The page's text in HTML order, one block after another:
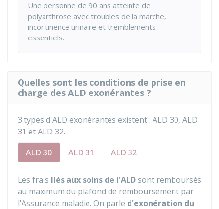
Une personne de 90 ans atteinte de
polyarthrose avec troubles de la marche,
incontinence urinaire et tremblements
essentiels.
Quelles sont les conditions de prise en
charge des ALD exonérantes ?
3 types d'ALD exonérantes existent : ALD 30, ALD
31 et ALD 32.
ALD 30
ALD 31 ALD 32
Les frais liés aux soins de l'ALDsont remboursés
au maximum du plafond de remboursement par
l'Assurance maladie. On parle d'exonération du